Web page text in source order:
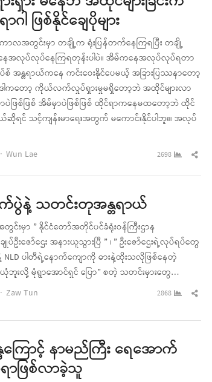
ါ ဖြစ်နိုင်ချေပိုများ
ာလအတွင်းမှာ တချို့က ရုံးပြန်တက်နေကြရပြီး တချို့
အလုပ်လုပ်နေကြရတုန်းပါပဲ။ အိမ်ကနေအလုပ်လုပ်ရတာ
အန္တရာယ်ကနေ ကင်းဝေးနိုင်ပေမယ့် အခြားပြဿနာတော့
ါကတော့ ကိုယ်လက်လှုပ်ရှားမှုမရှိတော့ဘဲ အထိုင်များလာ
ာပဲဖြစ်ဖြစ် အိမ်မှာပဲဖြစ်ဖြစ် ထိုင်ရာကနေမထတော့ဘဲ ထိုင်
ရင် သင့်ကျန်းမာရေးအတွက် မကောင်းနိုင်ပါဘူး။ အလုပ်
Author
Wun Lae 2698
Share
post
ပွဲနဲ့ သတင်းတုအန္တရာယ်
င်းမှာ ” နိုင်ငံတော်အတိုင်ပင်ခံရုံးဝန်ကြီးဌာန
ျုပ်ဦးဇော်ဌေး အနားယူသွားပြီ ” ၊ ” ဦးဇော်ဌေးရဲ့လုပ်ရပ်တွေ
NLD ပါတီရဲ့နောက်ကျောကို ဓားနဲ့ထိုးသလိုဖြစ်နေတဲ့
လို့ မုံရွာအောင်ရှင် ပြော” စတဲ့ သတင်းမှားတွေ…
Author
Zaw Tun 2868
Share
post
ကြောင့် နာမည်ကြီး ရေအောက်
ဖြစ်လာခဲ့သူ